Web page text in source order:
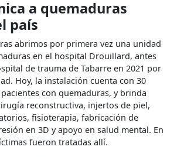
a quemaduras
país
abrimos por primera vez una unidad
en el hospital Drouillard, antes
de trauma de Tabarre en 2021 por
Hoy, la instalación cuenta con 30
con quemaduras, y brinda
reconstructiva, injertos de piel,
fisioterapia, fabricación de
en 3D y apoyo en salud mental. En
fueron tratadas allí.